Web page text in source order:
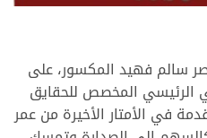
سالم فهيد المكسور، على
الرئيسي المخصص للحقايق
في الأمتار الأخيرة من عمر